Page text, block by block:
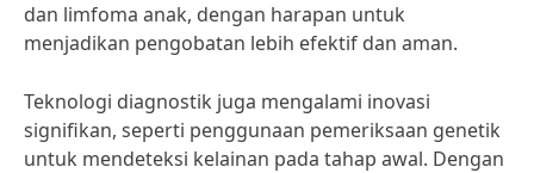
dan limfoma anak, dengan harapan untuk
menjadikan pengobatan lebih efektif dan aman.
Teknologi diagnostik juga mengalami inovasi
signifikan, seperti penggunaan pemeriksaan genetik
untuk mendeteksi kelainan pada tahap awal. Dengan